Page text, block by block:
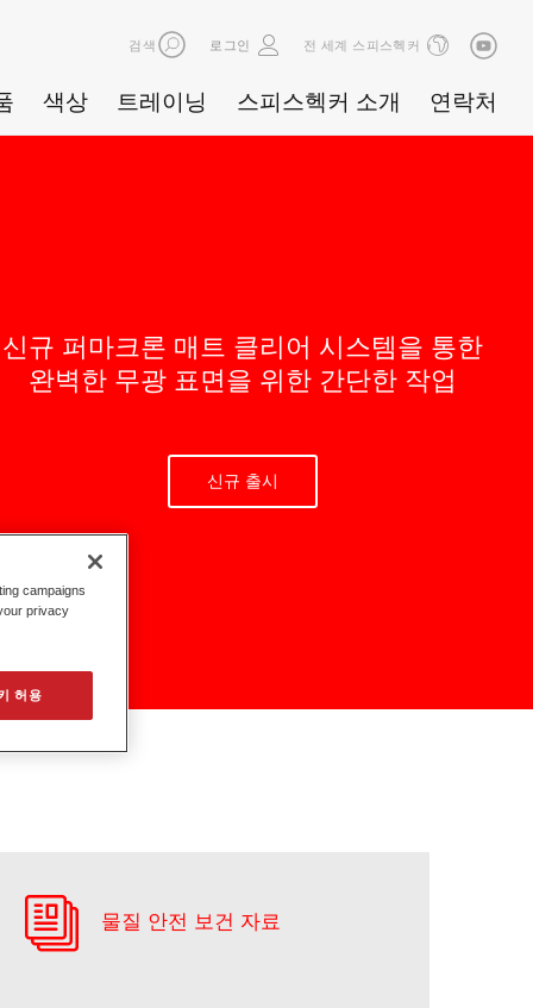
검색 로그인 전 세계 스피스헥커
색상 트레이닝 스피스헥커 소개 연락처
신규 퍼마크론 매트 클리어 시스템을 통한
완벽한 무광 표면을 위한 간단한 작업
신규 출시
물질 안전 보건 자료
campaigns
privacy
허용